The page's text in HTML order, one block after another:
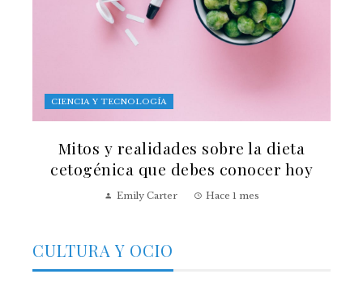
CIENCIA Y TECNOLOGÍA
Mitos y realidades sobre la dieta
cetogénica que debes conocer hoy
Emily Carter Hace 1 mes
CULTURA Y OCIO